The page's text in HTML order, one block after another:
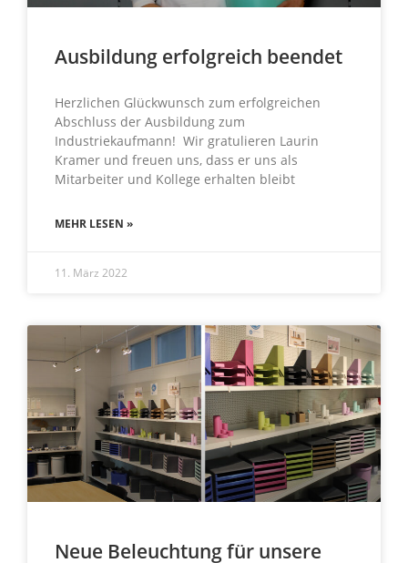
Ausbildung erfolgreich beendet
Herzlichen Glückwunsch zum erfolgreichen
Abschluss der Ausbildung zum
Industriekaufmann! Wir gratulieren Laurin
Kramer und freuen uns, dass er uns als
Mitarbeiter und Kollege erhalten bleibt
MEHR LESEN »
11. März 2022
Neue Beleuchtung für unsere